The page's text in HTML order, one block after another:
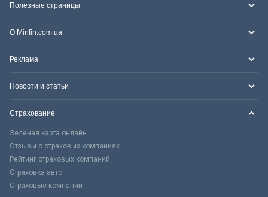
Полезные страницы
О Minfin.com.ua
Реклама
Новости и статьи
Страхование
Зеленая карта онлайн
Отзывы о страховых компаниях
Рейтинг страховых компаний
Страховка авто
Страховые компании